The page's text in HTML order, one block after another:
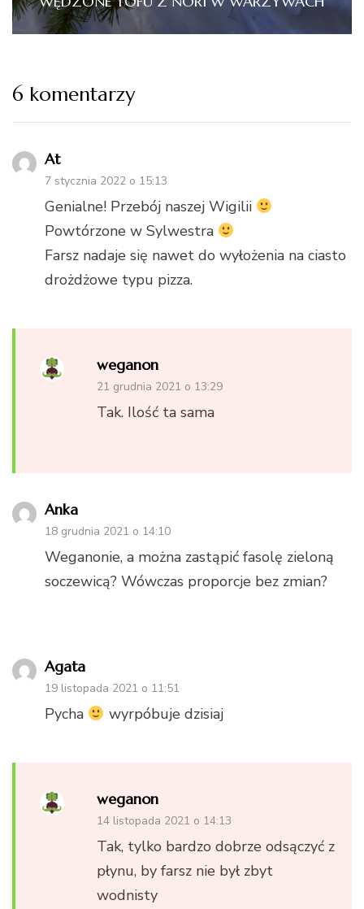
6 komentarzy
At
7 stycznia 2022 o 15:13
Genialne! Przebój naszej Wigilii
Powtórzone w Sylwestra
Farsz nadaje się nawet do wyłożenia na ciasto
drożdżowe typu pizza.
weganon
21 grudnia 2021 o 13:29
Tak. Ilość ta sama
Anka
18 grudnia 2021 o 14:10
Weganonie, a można zastąpić fasolę zieloną
soczewicą? Wówczas proporcje bez zmian?
Agata
19 listopada 2021 o 11:51
Pycha wyrpóbuje dzisiaj
weganon
14 listopada 2021 o 14:13
Tak, tylko bardzo dobrze odsączyć z
płynu, by farsz nie był zbyt
wodnisty